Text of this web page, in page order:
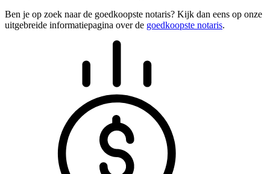
Ben je op zoek naar de goedkoopste notaris? Kijk dan eens op onze
uitgebreide informatiepagina over de goedkoopste notaris.